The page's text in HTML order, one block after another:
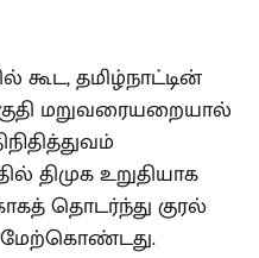
கூட, தமிழ்நாட்டின்
மறுவரையறையால்
திமுக உறுதியாக
தொடர்ந்து குரல்
மேற்கொண்டது.